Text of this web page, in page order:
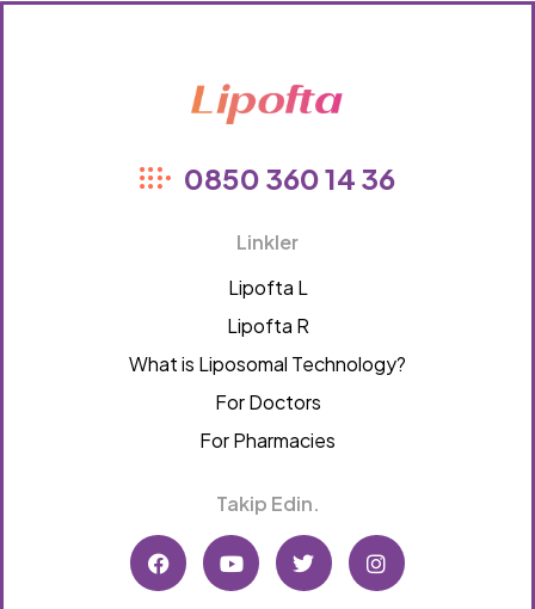
Lipofta 0850 360 14 36
Linkler
Lipofta L
Lipofta R
What is Liposomal Technology?
For Doctors
For Pharmacies
Takip Edin.